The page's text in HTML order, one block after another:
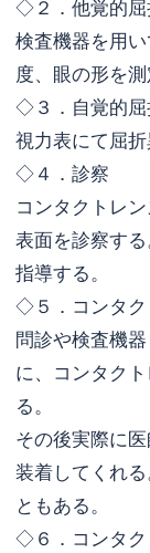
◇２．他覚的屈
検査機器を用
度、眼の形を
◇３．自覚的屈
視力表にて屈
◇４．診察
コンタクトレ
表面を診察す
指導する。
◇５．コンタク
問診や検査機
に、コンタク
る。
その後実際に
装着してくれ
ともある。
◇６．コンタク